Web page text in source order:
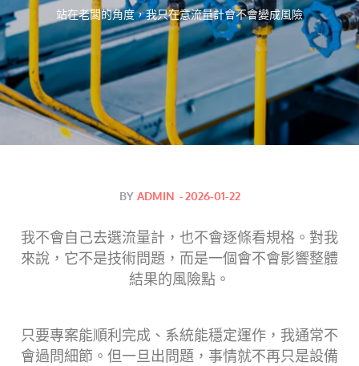
站在老闆的角度，我只在意流量計會不會變成風險
BY ADMINPosted
2026-01-22
我不會自己去選流量計 ，也不會逐條看規格。對我
來說，它不是技術問題，而是一個會不會影響整體
結果的風險點。
只要專案能順利完成、系統能穩定運作，我通常不
會過問細節。但一旦出問題，事情就不再只是設備